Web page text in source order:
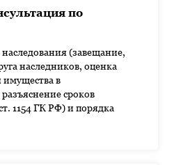
по
(завещание,
наследников, оценка
имущества в
сроков
1154 ГК РФ) и порядка